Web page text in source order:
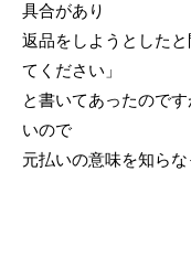
具合があり
返品をしようとした
てください」
と書いてあったので
いので
元払いの意味を知らな